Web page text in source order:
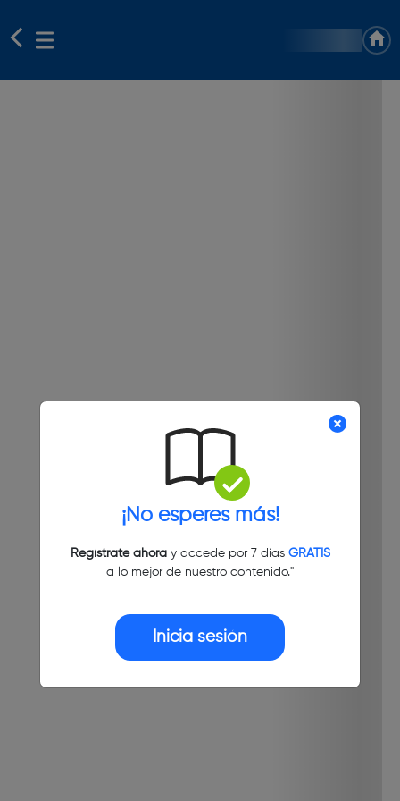
¡No esperes más!
Regístrate ahoray accede por 7 días GRATIS
a lo mejor de nuestro contenido."
Inicia sesión